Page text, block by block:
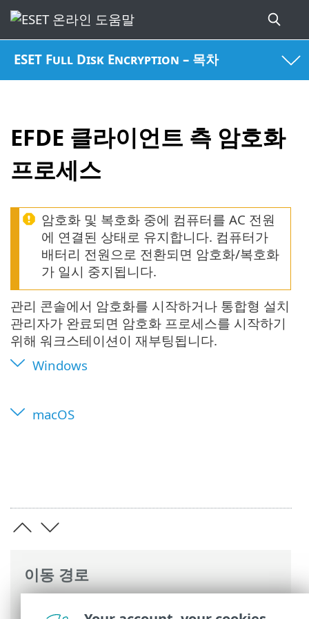
ESET Full Disk Encryption – 목차
EFDE 클라이언트 측 암호화
프로세스
이동 경로
암호화 및 복호화 중에 컴퓨터를 AC 전원
에 연결된 상태로 유지합니다. 컴퓨터가
배터리 전원으로 전환되면 암호화/복호화
가 일시 중지됩니다.
관리 콘솔에서 암호화를 시작하거나 통합형 설치
관리자가 완료되면 암호화 프로세스를 시작하기
위해 워크스테이션이 재부팅됩니다.
Windows
macOS